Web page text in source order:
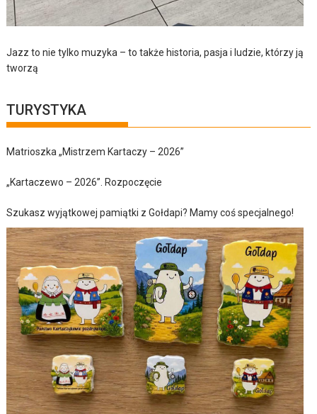
Jazz to nie tylko muzyka – to także historia, pasja i ludzie, którzy ją
tworzą
TURYSTYKA
Matrioszka „Mistrzem Kartaczy – 2026”
„Kartaczewo – 2026”. Rozpoczęcie
Szukasz wyjątkowej pamiątki z Gołdapi? Mamy coś specjalnego!